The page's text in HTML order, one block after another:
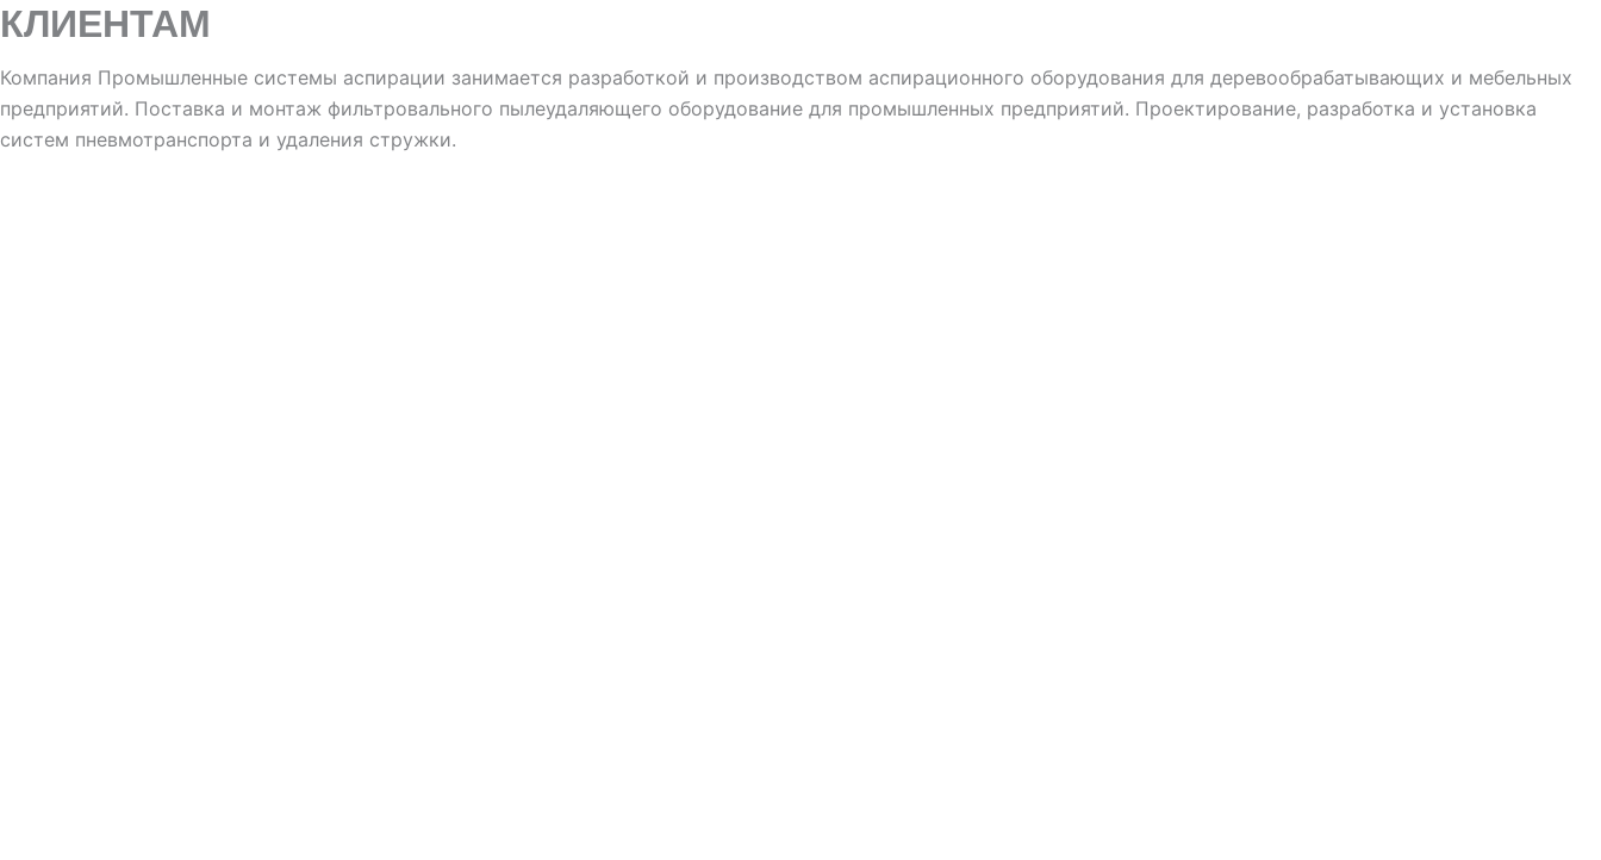
КЛИЕНТАМ
Компания Промышленные системы аспирации занимается разработкой и производством аспирационного оборудования для деревообрабатывающих и мебельных
предприятий. Поставка и монтаж фильтровального пылеудаляющего оборудование для промышленных предприятий. Проектирование, разработка и установка
систем пневмотранспорта и удаления стружки.